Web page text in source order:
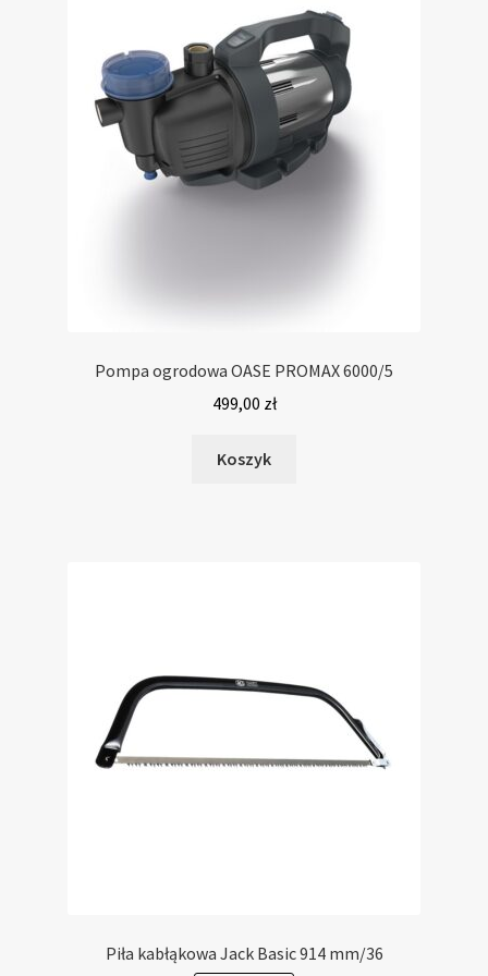
Pompa ogrodowa OASE PROMAX 6000/5
499,00 zł
Koszyk
Piła kabłąkowa Jack Basic 914 mm/36